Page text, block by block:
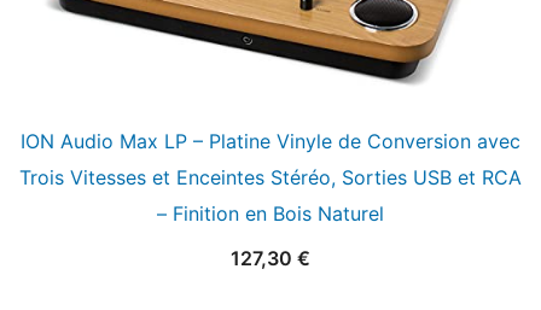
ION Audio Max LP – Platine Vinyle de Conversion avec
Trois Vitesses et Enceintes Stéréo, Sorties USB et RCA
– Finition en Bois Naturel
127,30 €